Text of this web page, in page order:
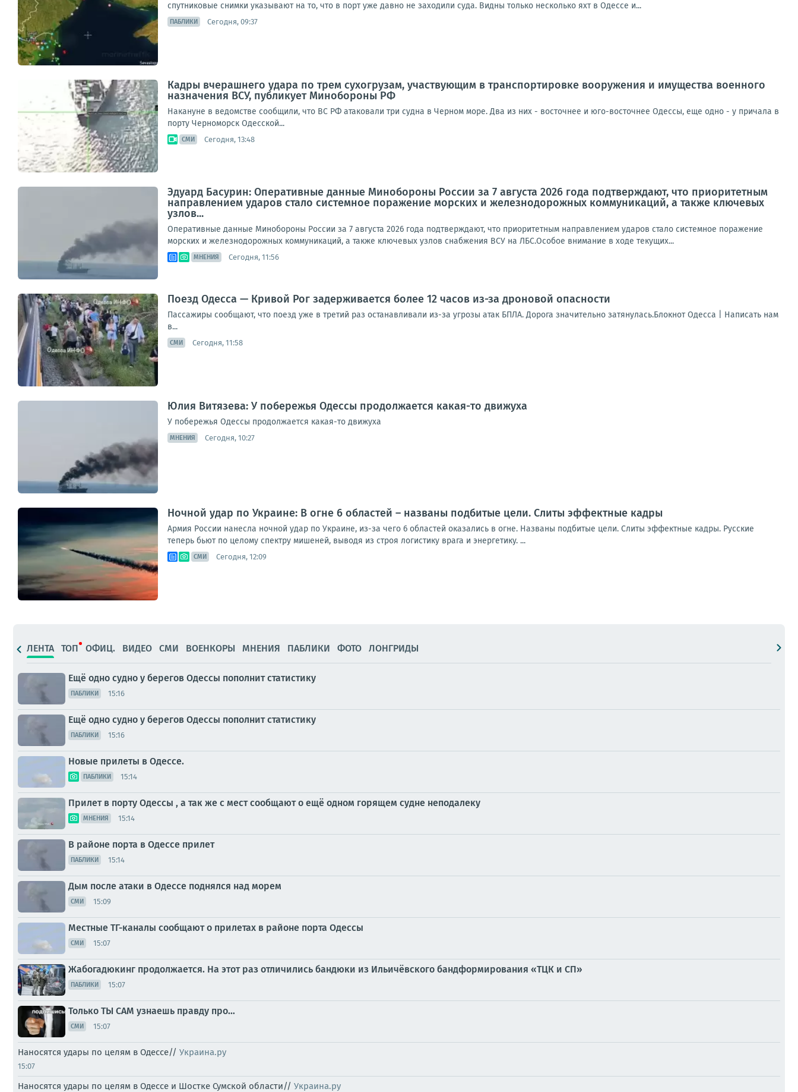
спутниковые снимки указывают на то, что в порт уже давно не заходили суда. Видны только несколько яхт в Одессе и...
ПАБЛИКИ Сегодня, 09:37
Кадры вчерашнего удара по трем сухогрузам, участвующим в транспортировке вооружения и имущества военного
назначения ВСУ, публикует Минобороны РФ
Накануне в ведомстве сообщили, что ВС РФ атаковали три судна в Черном море. Два из них - восточнее и юго-восточнее Одессы, еще одно - у причала в
порту Черноморск Одесской...
СМИ Сегодня, 13:48
Эдуард Басурин: Оперативные данные Минобороны России за 7 августа 2026 года подтверждают, что приоритетным
направлением ударов стало системное поражение морских и железнодорожных коммуникаций, а также ключевых
узлов...
Оперативные данные Минобороны России за 7 августа 2026 года подтверждают, что приоритетным направлением ударов стало системное поражение
морских и железнодорожных коммуникаций, а также ключевых узлов снабжения ВСУ на ЛБС.Особое внимание в ходе текущих...
МНЕНИЯ Сегодня, 11:56
Поезд Одесса — Кривой Рог задерживается более 12 часов из-за дроновой опасности
Пассажиры сообщают, что поезд уже в третий раз останавливали из-за угрозы атак БПЛА. Дорога значительно затянулась.Блокнот Одесса | Написать нам
в...
СМИ Сегодня, 11:58
Юлия Витязева: У побережья Одессы продолжается какая-то движуха
У побережья Одессы продолжается какая-то движуха
МНЕНИЯ Сегодня, 10:27
Ночной удар по Украине: В огне 6 областей – названы подбитые цели. Слиты эффектные кадры
Армия России нанесла ночной удар по Украине, из-за чего 6 областей оказались в огне. Названы подбитые цели. Слиты эффектные кадры. Русские
теперь бьют по целому спектру мишеней, выводя из строя логистику врага и энергетику. ...
СМИ Сегодня, 12:09
ЛЕНТА ТОП ОФИЦ. ВИДЕО СМИ ВОЕНКОРЫ МНЕНИЯ ПАБЛИКИ ФОТО ЛОНГРИДЫ
Ещё одно судно у берегов Одессы пополнит статистику
ПАБЛИКИ 15:16
Ещё одно судно у берегов Одессы пополнит статистику
ПАБЛИКИ 15:16
Новые прилеты в Одессе.
ПАБЛИКИ 15:14
Прилет в порту Одессы , а так же с мест сообщают о ещё одном горящем судне неподалеку
МНЕНИЯ 15:14
В районе порта в Одессе прилет
ПАБЛИКИ 15:14
Дым после атаки в Одессе поднялся над морем
СМИ 15:09
Местные ТГ-каналы сообщают о прилетах в районе порта Одессы
СМИ 15:07
Жабогадюкинг продолжается. На этот раз отличились бандюки из Ильичёвского бандформирования «ТЦК и СП»
ПАБЛИКИ 15:07
Только ТЫ САМ узнаешь правду про…
СМИ 15:07
Наносятся удары по целям в Одессе// Украина.ру
15:07
Наносятся удары по целям в Одессе и Шостке Сумской области// Украина.ру